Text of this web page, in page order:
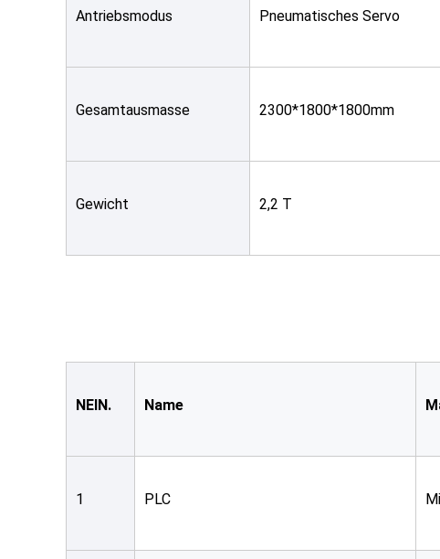
Antriebsmodus Pneumatisches Servo
Gesamtausmasse 2300*1800*1800mm
Gewicht 2,2 T
NEIN. Name
1 PLC